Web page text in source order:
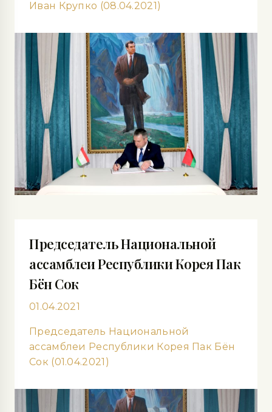
Иван Крупко (08.04.2021)
Председатель Национальной
ассамблеи Республики Корея Пак
Бён Сок
01.04.2021
Председатель Национальной
ассамблеи Республики Корея Пак Бён
Сок (01.04.2021)